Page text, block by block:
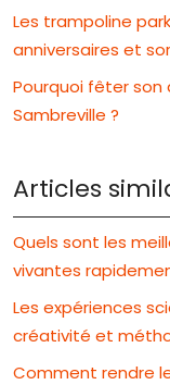
Les trampoline
anniversaires et
Pourquoi fêter son
Sambreville ?
Articles
Quels sont les
vivantes
Les expériences
créativité et
Comment rendre